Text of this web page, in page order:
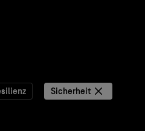
Sicherheit